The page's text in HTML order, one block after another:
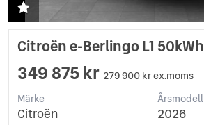
Citroën e-Berlingo L1 50kWh
349 875 kr 279 900 kr ex.moms
Märke
Citroën
Årsmodell
2026